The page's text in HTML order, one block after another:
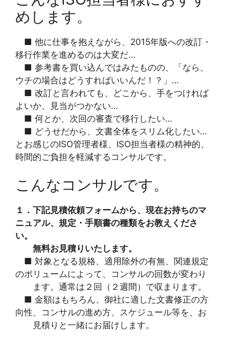
めします。
■ 他に仕事を抱えながら、2015年版への改訂・
移行作業を進めるのは大変だ…
■ 参考書を買い込んではみたものの、「なら、
ウチの場合はどうすればいいんだ！？」…
■ 改訂と言われても、どこから、手をつければ
よいか、見当がつかない…
■ 何とか、次回の審査で移行したい…
■ どうせだから、文書全体をスリム化したい…
とお感じのISO管理者様、ISO担当者様の精神的、
時間的ご負担を軽減するコンサルです。
こんなコンサルです。
１．下記見積依頼フォームから、現在お持ちのマ
ニュアル、規定・手順書の種類をお教えくださ
い。
無料お見積りいたします。
■ 対象となる規格、適用除外の有無、関連規定
のボリュームによって、コンサルの回数が変わり
ます。通常は２回（２週間）で収まります。
■ 金額はもちろん、御社に適した文書修正の方
向性、コンサルの進め方、スケジュール等を、お
見積りと一緒にお届けします。